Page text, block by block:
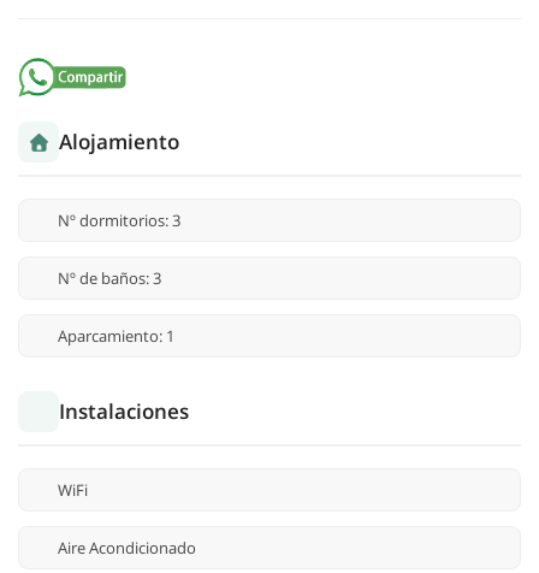
Alojamiento
Nº dormitorios: 3
Nº de baños: 3
Aparcamiento: 1
Instalaciones
WiFi
Aire Acondicionado